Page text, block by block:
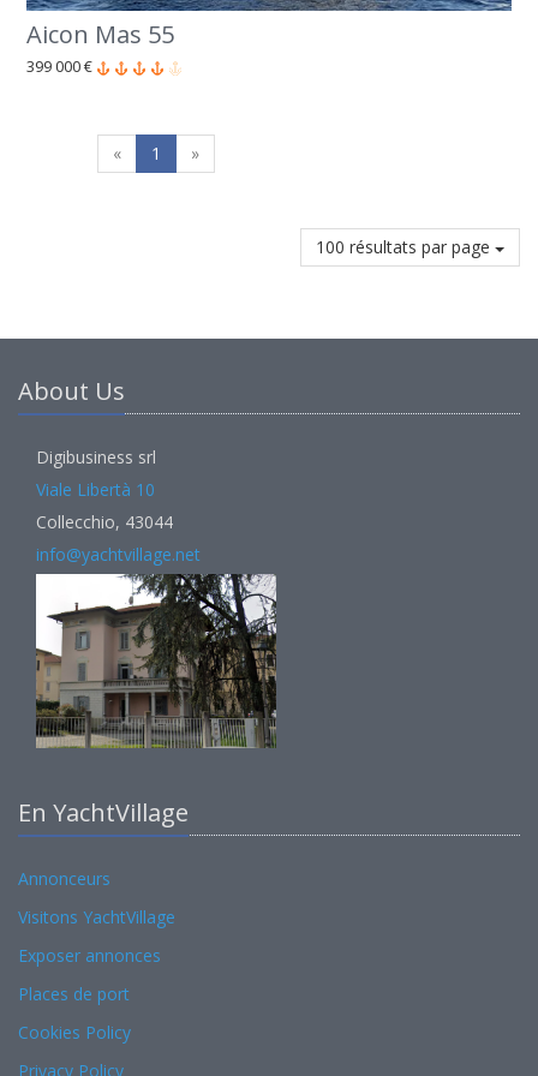
Aicon Mas 55
399 000 €
« 1 »
100 résultats par page
About Us
Digibusiness srl
Viale Libertà 10
Collecchio, 43044
info@yachtvillage.net
En YachtVillage
Annonceurs
Visitons YachtVillage
Exposer annonces
Places de port
Cookies Policy
Privacy Policy